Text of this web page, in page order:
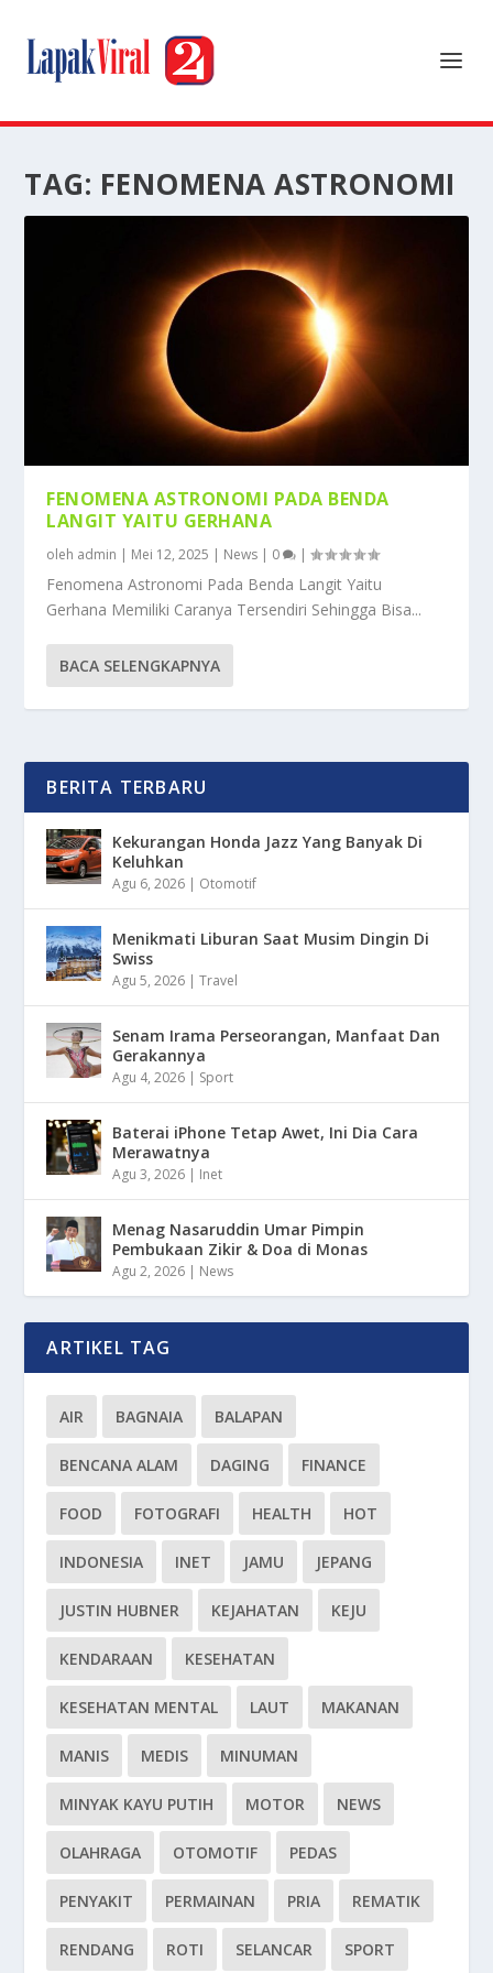
TAG: FENOMENA ASTRONOMI
FENOMENA ASTRONOMI PADA BENDA
LANGIT YAITU GERHANA
oleh admin | Mei 12, 2025 | News | 0 |
Fenomena Astronomi Pada Benda Langit Yaitu
Gerhana Memiliki Caranya Tersendiri Sehingga Bisa...
BACA SELENGKAPNYA
BERITA TERBARU
Kekurangan Honda Jazz Yang Banyak Di
Keluhkan
Agu 6, 2026 | Otomotif
Menikmati Liburan Saat Musim Dingin Di
Swiss
Agu 5, 2026 |Travel
Senam Irama Perseorangan, Manfaat Dan
Gerakannya
Agu 4, 2026 | Sport
Baterai iPhone Tetap Awet, Ini Dia Cara
Merawatnya
Agu 3, 2026 | Inet
Menag Nasaruddin Umar Pimpin
Pembukaan Zikir & Doa di Monas
Agu 2, 2026 | News
ARTIKEL TAG
AIR BAGNAIA BALAPAN
BENCANA ALAM DAGING FINANCE
FOOD FOTOGRAFI HEALTH HOT
INDONESIA INET JAMU JEPANG
JUSTIN HUBNER KEJAHATAN KEJU
KENDARAAN KESEHATAN
KESEHATAN MENTAL LAUT MAKANAN
MANIS MEDIS MINUMAN
MINYAK KAYU PUTIH MOTOR NEWS
OLAHRAGA OTOMOTIF PEDAS
PENYAKIT PERMAINAN PRIA REMATIK
RENDANG ROTI SELANCAR SPORT